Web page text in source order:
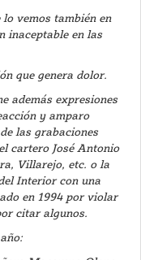
vemos también en
inaceptable en las
que genera dolor.
además expresiones
y amparo
las grabaciones
cartero José Antonio
Villarejo, etc. o la
Interior con una
en 1994 por violar
citar algunos.